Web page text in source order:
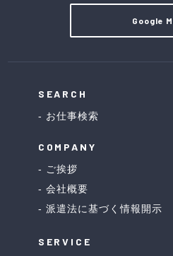
Google
SEARCH
お仕事検索
COMPANY
ご挨拶
会社概要
派遣法に基づく情報開示
SERVICE